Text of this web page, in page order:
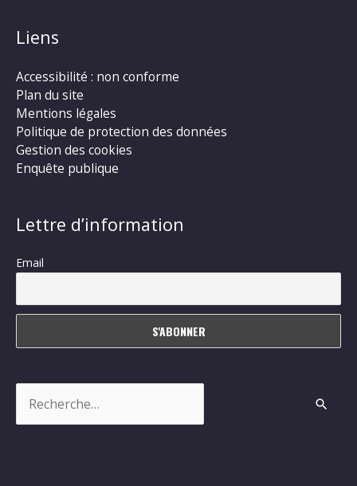
Liens
Accessibilité : non conforme
Plan du site
Mentions légales
Politique de protection des données
Gestion des cookies
Enquête publique
Lettre d’information
Email